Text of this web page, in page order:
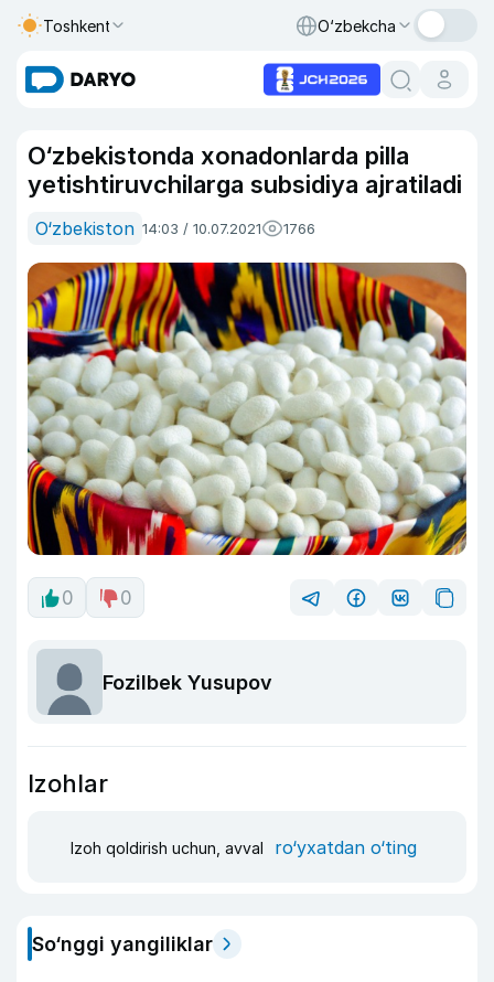
Toshkent O‘zbekcha
O‘zbekistonda xonadonlarda pilla
yetishtiruvchilarga subsidiya ajratiladi
O‘zbekiston 14:03 / 10.07.2021 1766
0 0
Fozilbek Yusupov
Izohlar
Izoh qoldirish uchun, avval ro‘yxatdan o‘ting
So‘nggi yangiliklar